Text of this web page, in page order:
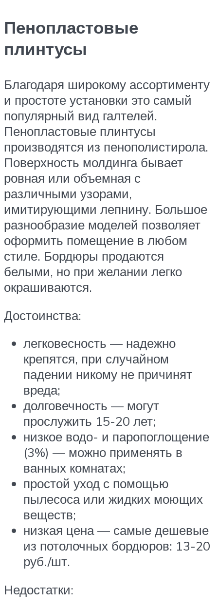
Пенопластовые
плинтусы
Благодаря широкому ассортименту
и простоте установки это самый
популярный вид галтелей.
Пенопластовые плинтусы
производятся из пенополистирола.
Поверхность молдинга бывает
ровная или объемная с
различными узорами,
имитирующими лепнину. Большое
разнообразие моделей позволяет
оформить помещение в любом
стиле. Бордюры продаются
белыми, но при желании легко
окрашиваются.
Достоинства:
легковесность — надежно
крепятся, при случайном
падении никому не причинят
вреда;
долговечность — могут
прослужить 15-20 лет;
низкое водо- и паропоглощение
(3%) — можно применять в
ванных комнатах;
простой уход с помощью
пылесоса или жидких моющих
веществ;
низкая цена — самые дешевые
из потолочных бордюров: 13-20
руб./шт.
Недостатки: